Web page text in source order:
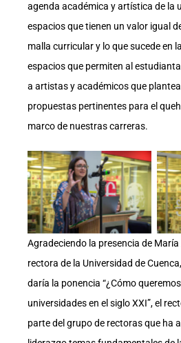
agenda académica y artística de la
espacios que tienen un valor igual
malla curricular y lo que sucede en
espacios que permiten al
a artistas y académicos que
propuestas pertinentes para el
marco de nuestras carreras.
Aucune légende
Agradeciendo la presencia de
rectora de la Universidad de
daría la ponencia “¿Cómo
universidades en el siglo XXI”, el
parte del grupo de rectoras que ha